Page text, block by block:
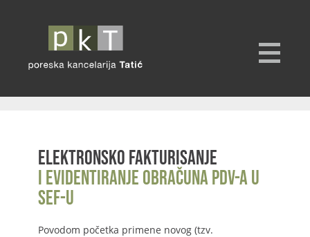
Elektronsko fakturisanje
i evidentiranje obračuna PDV-a u
SEF-u
Povodom početka primene novog (tzv.